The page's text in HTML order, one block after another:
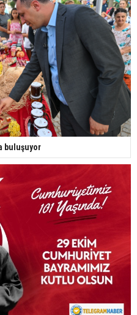
buluşuyor